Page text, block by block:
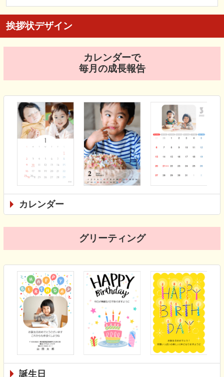
挨拶状デザイン
カレンダーで
毎月の成長報告
カレンダー
グリーティング
誕生日